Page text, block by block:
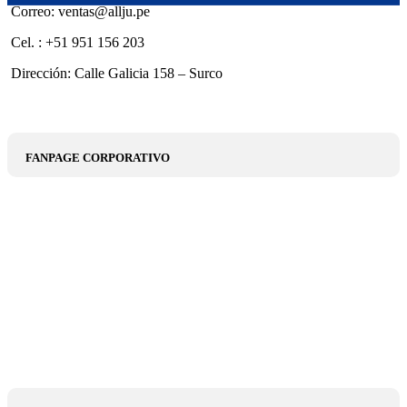
Correo: ventas@allju.pe
Cel. : +51 951 156 203
Dirección: Calle Galicia 158 – Surco
FANPAGE CORPORATIVO